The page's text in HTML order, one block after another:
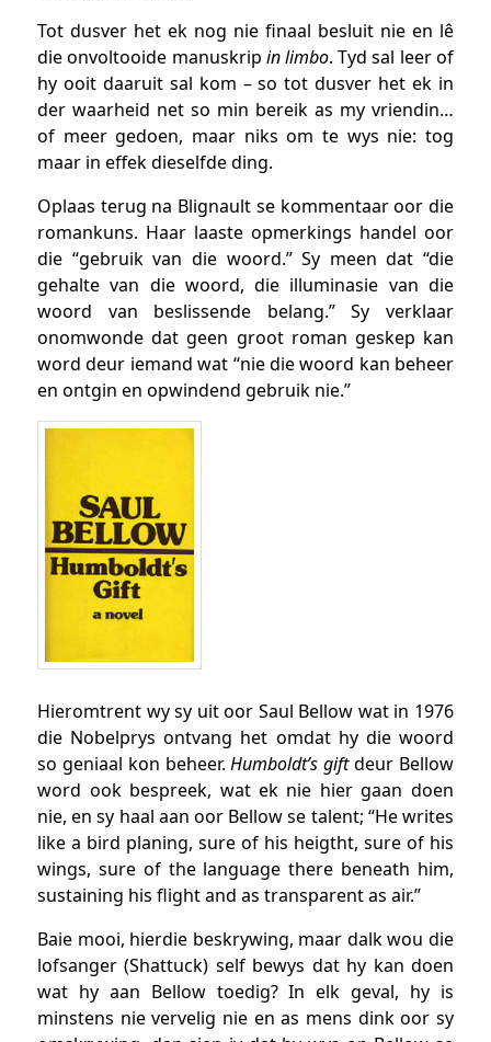
Tot dusver het ek nog nie finaal besluit nie en lê
die onvoltooide manuskrip in limbo. Tyd sal leer of
hy ooit daaruit sal kom – so tot dusver het ek in
der waarheid net so min bereik as my vriendin…
of meer gedoen, maar niks om te wys nie: tog
maar in effek dieselfde ding.
Oplaas terug na Blignault se kommentaar oor die
romankuns. Haar laaste opmerkings handel oor
die “gebruik van die woord.” Sy meen dat “die
gehalte van die woord, die illuminasie van die
woord van beslissende belang.” Sy verklaar
onomwonde dat geen groot roman geskep kan
word deur iemand wat “nie die woord kan beheer
en ontgin en opwindend gebruik nie.”
Hieromtrent wy sy uit oor Saul Bellow wat in 1976
die Nobelprys ontvang het omdat hy die woord
so geniaal kon beheer.Humboldt’s giftdeur Bellow
word ook bespreek, wat ek nie hier gaan doen
nie, en sy haal aan oor Bellow se talent; “He writes
like a bird planing, sure of his heigtht, sure of his
wings, sure of the language there beneath him,
sustaining his flight and as transparent as air.”
Baie mooi, hierdie beskrywing, maar dalk wou die
lofsanger (Shattuck) self bewys dat hy kan doen
wat hy aan Bellow toedig? In elk geval, hy is
minstens nie vervelig nie en as mens dink oor sy